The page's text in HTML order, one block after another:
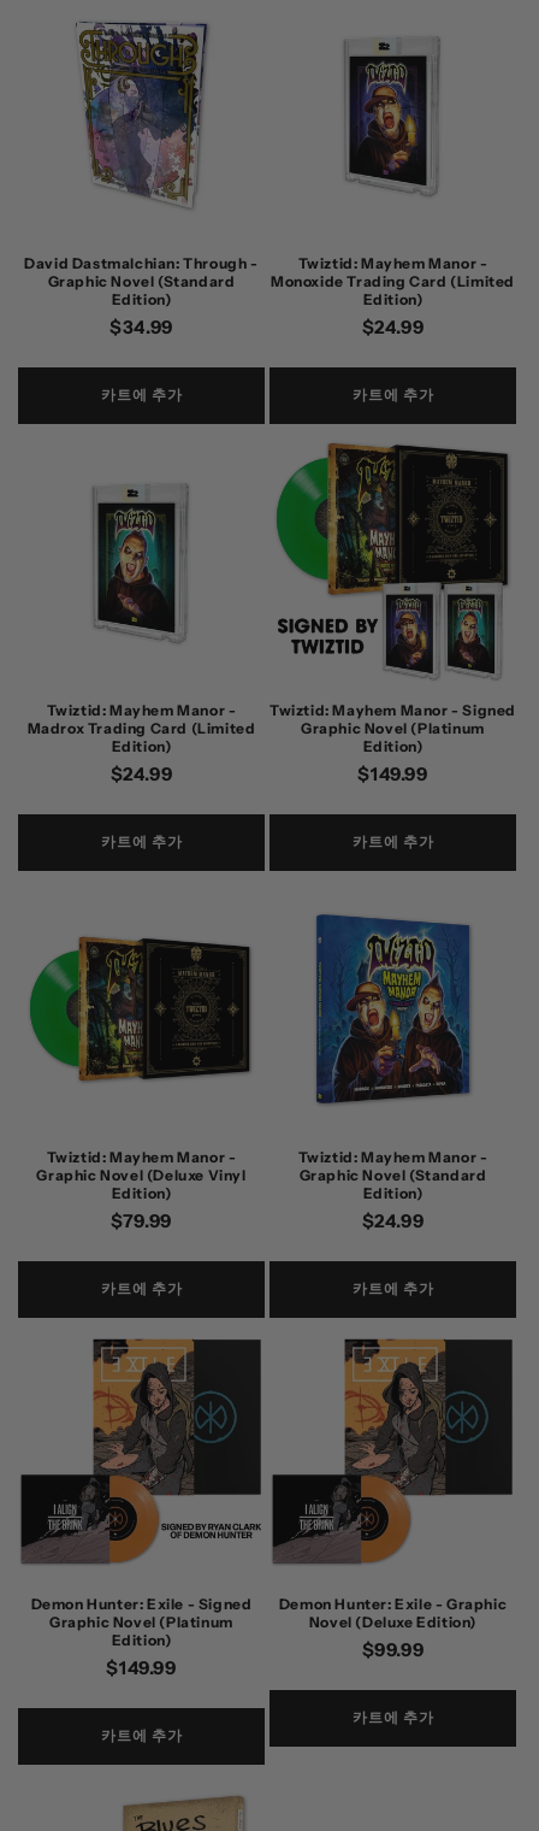
David Dastmalchian: Through -
Graphic Novel (Standard
Edition)
정
$34.99
카트에 추가
Twiztid: Mayhem Manor -
Monoxide Trading Card (Limited
Edition)
정
$24.99
카트에 추가
Twiztid: Mayhem Manor -
Madrox Trading Card (Limited
Edition)
정
$24.99
카트에 추가
Twiztid: Mayhem Manor - Signed
Graphic Novel (Platinum
Edition)
정
$149.99
카트에 추가
Twiztid: Mayhem Manor -
Graphic Novel (Deluxe Vinyl
Edition)
정
$79.99
카트에 추가
Twiztid: Mayhem Manor -
Graphic Novel (Standard
Edition)
정
$24.99
카트에 추가
Demon Hunter: Exile - Signed
Graphic Novel (Platinum
Edition)
정
$149.99
카트에 추가
Demon Hunter: Exile - Graphic
Novel (Deluxe Edition)
정
$99.99
카트에 추가